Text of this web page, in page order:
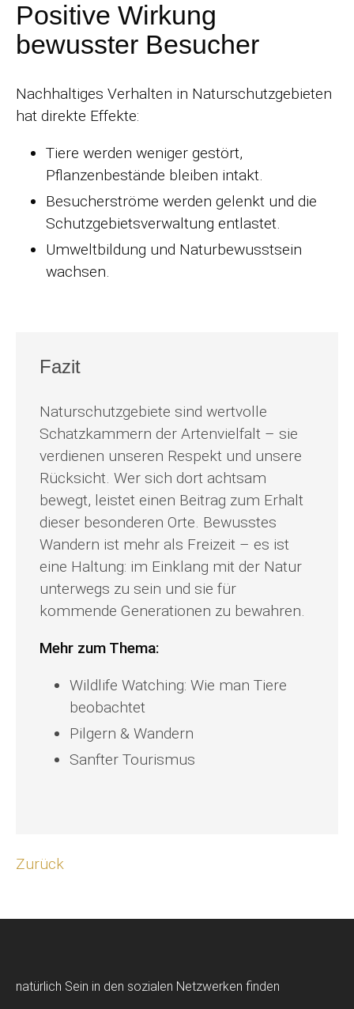
Positive Wirkung
bewusster Besucher
Nachhaltiges Verhalten in Naturschutzgebieten
hat direkte Effekte:
Tiere werden weniger gestört,
Pflanzenbestände bleiben intakt.
Besucherströme werden gelenkt und die
Schutzgebietsverwaltung entlastet.
Umweltbildung und Naturbewusstsein
wachsen.
Fazit
Naturschutzgebiete sind wertvolle
Schatzkammern der Artenvielfalt – sie
verdienen unseren Respekt und unsere
Rücksicht. Wer sich dort achtsam
bewegt, leistet einen Beitrag zum Erhalt
dieser besonderen Orte. Bewusstes
Wandern ist mehr als Freizeit – es ist
eine Haltung: im Einklang mit der Natur
unterwegs zu sein und sie für
kommende Generationen zu bewahren.
Mehr zum Thema:
Wildlife Watching: Wie man Tiere
beobachtet
Pilgern & Wandern
Sanfter Tourismus
Zurück
natürlich Sein in den sozialen Netzwerken finden